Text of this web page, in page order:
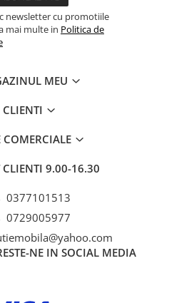
newsletter cu promotiile
mai multe in Politica de
MEU
CLIENTI
COMERCIALE
CLIENTI 9.00-16.30
0377101513
0729005977
NE IN SOCIAL MEDIA